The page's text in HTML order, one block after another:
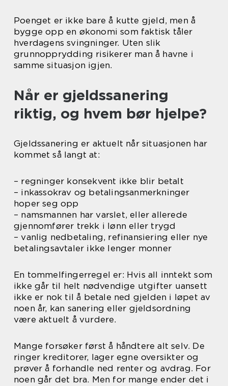
Poenget er ikke bare å kutte gjeld, men å
bygge opp en økonomi som faktisk tåler
hverdagens svingninger. Uten slik
grunnopprydding risikerer man å havne i
samme situasjon igjen.
Når er gjeldssanering
riktig, og hvem bør hjelpe?
Gjeldssanering er aktuelt når situasjonen har
kommet så langt at:
– regninger konsekvent ikke blir betalt
– inkassokrav og betalingsanmerkninger
hoper seg opp
– namsmannen har varslet, eller allerede
gjennomfører trekk i lønn eller trygd
– vanlig nedbetaling, refinansiering eller nye
betalingsavtaler ikke lenger monner
En tommelfingerregel er: Hvis all inntekt som
ikke går til helt nødvendige utgifter uansett
ikke er nok til å betale ned gjelden i løpet av
noen år, kan sanering eller gjeldsordning
være aktuelt å vurdere.
Mange forsøker først å håndtere alt selv. De
ringer kreditorer, lager egne oversikter og
prøver å forhandle ned renter og avdrag. For
noen går det bra. Men for mange ender det i